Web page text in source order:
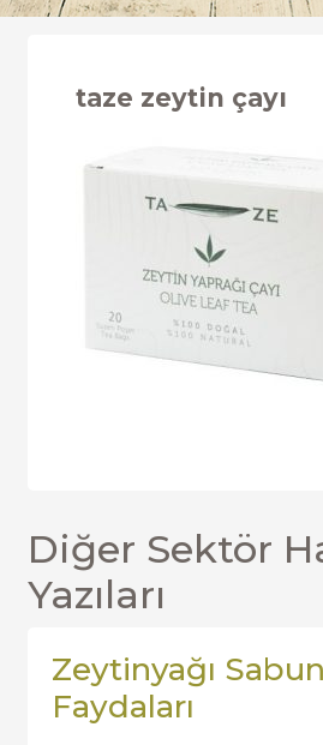
taze zeytin çayı
Diğer Sektör
Yazıları
Zeytinyağı
Faydaları